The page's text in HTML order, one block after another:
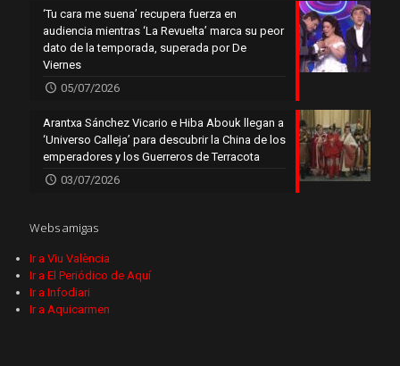
‘Tu cara me suena’ recupera fuerza en
audiencia mientras ‘La Revuelta’ marca su peor
dato de la temporada, superada por De
Viernes
05/07/2026
Arantxa Sánchez Vicario e Hiba Abouk llegan a
‘Universo Calleja’ para descubrir la China de los
emperadores y los Guerreros de Terracota
03/07/2026
Webs amigas
Ir a Viu València
Ir a El Periódico de Aquí
Ir a Infodiari
Ir a Aquicarmen